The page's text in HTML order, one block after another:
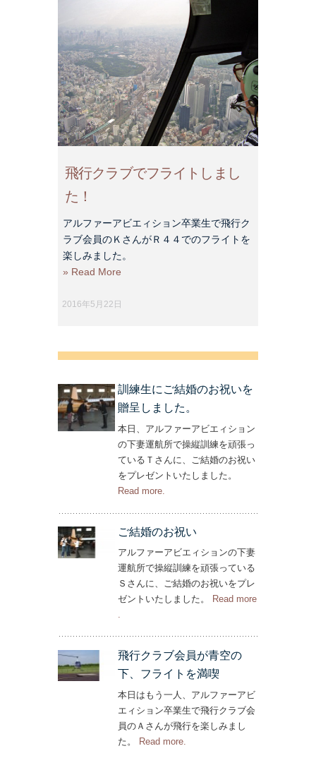
飛行クラブでフライトしまし
た！
アルファーアビエィション卒業生で飛行ク
ラブ会員のＫさんがＲ４４でのフライトを
楽しみました。
» Read More
2016年5月22日
訓練生にご結婚のお祝いを
贈呈しました。
本日、アルファーアビエィション
の下妻運航所で操縦訓練を頑張っ
ているＴさんに、ご結婚のお祝い
をプレゼントいたしました。
Read more– ‘訓練生にご結婚のお祝いを贈呈し
.
ご結婚のお祝い
アルファーアビエィションの下妻
運航所で操縦訓練を頑張っている
Ｓさんに、ご結婚のお祝いをプレ
ゼントいたしました。
Read more
– ‘ご結婚のお祝い’
.
飛行クラブ会員が青空の
下、フライトを満喫
本日はもう一人、アルファーアビ
エィション卒業生で飛行クラブ会
員のＡさんが飛行を楽しみまし
た。
Read more